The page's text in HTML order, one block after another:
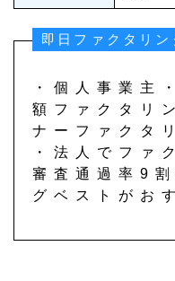
即日ファクタリ
・個人事業主
額ファクタリ
ナーファクタ
・法人でファ
審査通過率9
グベストがお